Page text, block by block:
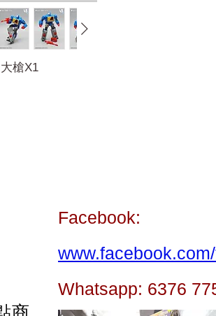
槍X1
商
Facebook:
Whatsapp: 6376